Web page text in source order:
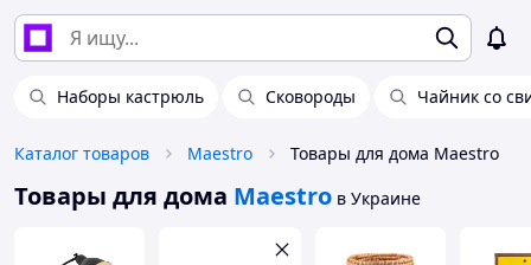
Наборы кастрюль Сковороды Чайник со
Каталог товаров Maestro Товары для дома Maestro
Товары для дома Maestro в Украине